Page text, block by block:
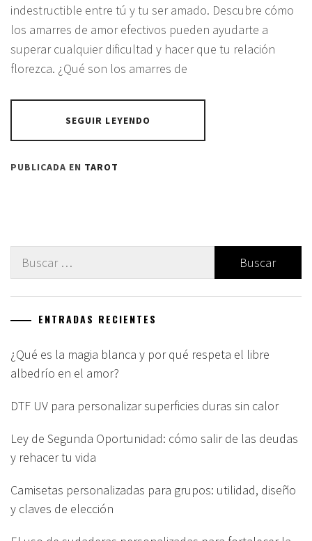
indestructible entre tú y tu ser amado. Descubre cómo
los amarres de amor efectivos pueden ayudarte a
superar cualquier dificultad y hacer que tu relación
florezca. ¿Qué son los amarres de
SEGUIR LEYENDO
PUBLICADA EN TAROT
Buscar:
ENTRADAS RECIENTES
¿Qué es la magia blanca y por qué respeta el libre
albedrío en el amor?
DTF UV para personalizar superficies duras sin calor
Ley de Segunda Oportunidad: cómo salir de las deudas
y rehacer tu vida
Camisetas personalizadas para grupos: utilidad, diseño
y claves de elección